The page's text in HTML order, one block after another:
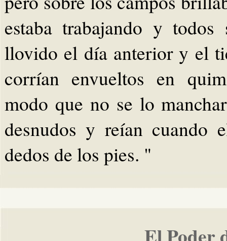
estaba trabajando y
llovido el día anterior y el
corrían envueltos en
modo que no se lo
desnudos y reían cuando
dedos de los pies. "